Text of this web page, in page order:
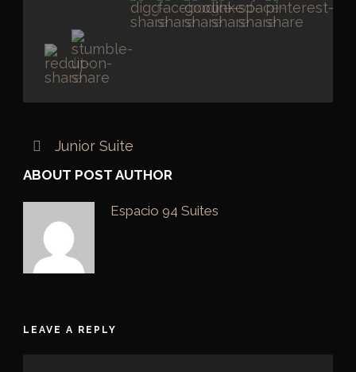
Junior Suite
ABOUT POST AUTHOR
Espacio 94 Suites
LEAVE A REPLY